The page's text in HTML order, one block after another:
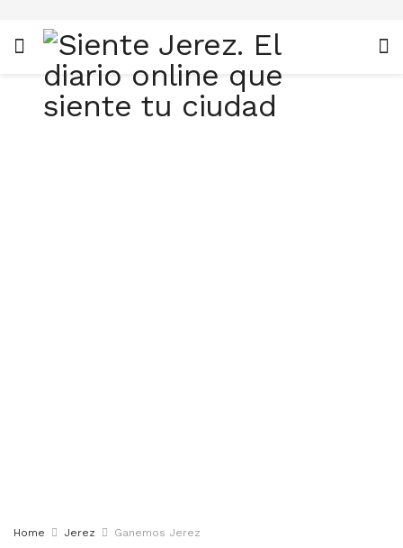
Home Jerez Ganemos Jerez